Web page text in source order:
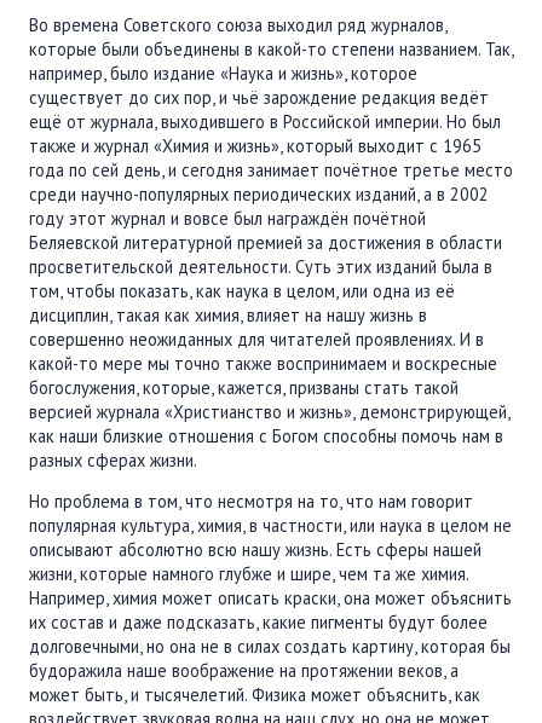
Во времена Советского союза выходил ряд журналов,
которые были объединены в какой-то степени названием. Так,
например, было издание «Наука и жизнь», которое
существует до сих пор, и чьё зарождение редакция ведёт
ещё от журнала, выходившего в Российской империи. Но был
также и журнал «Химия и жизнь», который выходит с 1965
года по сей день, и сегодня занимает почётное третье место
среди научно-популярных периодических изданий, а в 2002
году этот журнал и вовсе был награждён почётной
Беляевской литературной премией за достижения в области
просветительской деятельности. Суть этих изданий была в
том, чтобы показать, как наука в целом, или одна из её
дисциплин, такая как химия, влияет на нашу жизнь в
совершенно неожиданных для читателей проявлениях. И в
какой-то мере мы точно также воспринимаем и воскресные
богослужения, которые, кажется, призваны стать такой
версией журнала «Христианство и жизнь», демонстрирующей,
как наши близкие отношения с Богом способны помочь нам в
разных сферах жизни.
Но проблема в том, что несмотря на то, что нам говорит
популярная культура, химия, в частности, или наука в целом не
описывают абсолютно всю нашу жизнь. Есть сферы нашей
жизни, которые намного глубже и шире, чем та же химия.
Например, химия может описать краски, она может объяснить
их состав и даже подсказать, какие пигменты будут более
долговечными, но она не в силах создать картину, которая бы
будоражила наше воображение на протяжении веков, а
может быть, и тысячелетий. Физика может объяснить, как